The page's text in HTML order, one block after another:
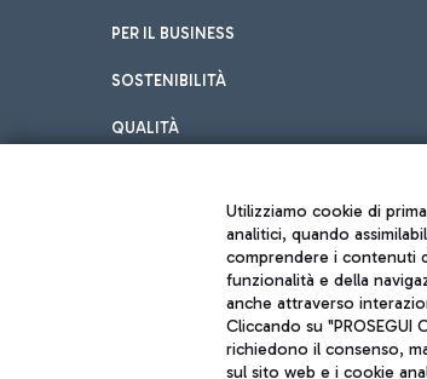
PER IL BUSINESS
SOSTENIBILITÀ
QUALITÀ
Utilizziamo cookie di
analitici, quando
comprendere i contenuti
funzionalità e della
anche attraverso
Cliccando su "PROSEGUI
richiedono il consenso,
sul sito web e i cookie